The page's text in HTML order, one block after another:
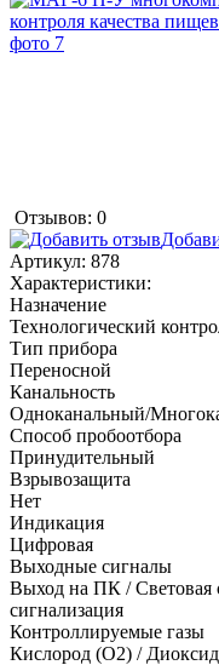
Отзывов: 0
Артикул: 878
Характеристики:
Назначение
Технологический
Тип прибора
Переносной
Канальность
Одноканальный/
Способ пробоотбора
Принудительный
Взрывозащита
Нет
Индикация
Цифровая
Выходные сигналы
Выход на ПК / Световая
сигнализация
Контроллируемые газы
Кислород (O2) /